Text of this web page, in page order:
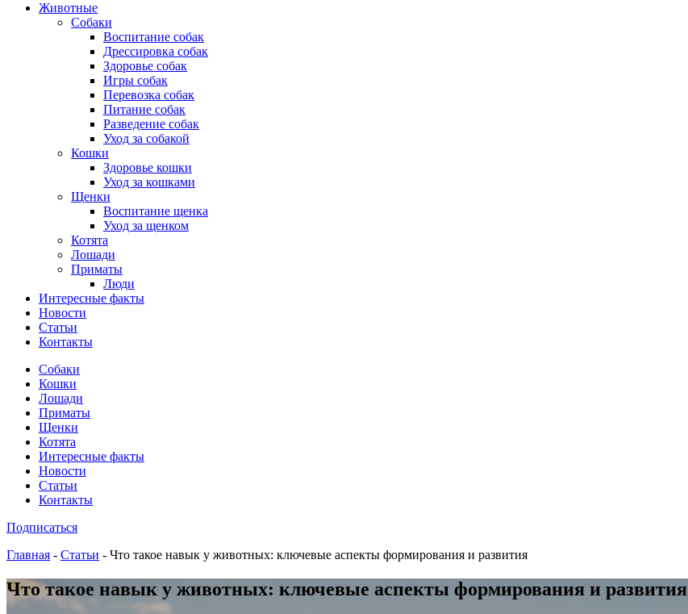
Животные
Собаки
Воспитание собак
Дрессировка собак
Здоровье собак
Игры собак
Перевозка собак
Питание собак
Разведение собак
Уход за собакой
Кошки
Здоровье кошки
Уход за кошками
Щенки
Воспитание щенка
Уход за щенком
Котята
Лошади
Приматы
Люди
Интересные факты
Новости
Статьи
Контакты
Собаки
Кошки
Лошади
Приматы
Щенки
Котята
Интересные факты
Новости
Статьи
Контакты
Подписаться
Главная - Статьи - Что такое навык у животных: ключевые аспекты формирования и развития
Что такое навык у животных: ключевые аспекты формирования и развития